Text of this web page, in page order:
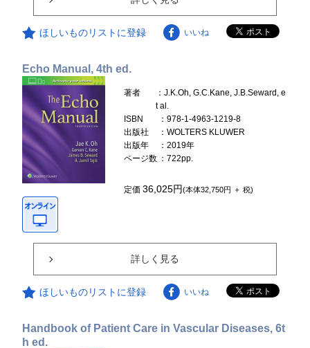
ほしいものリストに登録 いいね
Echo Manual, 4th ed.
著者
：J.K.Oh, G.C.Kane, J.B.Seward, e
t al.
ISBN
：978-1-4963-1219-8
出版社
：WOLTERS KLUWER
出版年
：2019年
ページ数 ：722pp.
定価36,025円(本体32,750円 ＋ 税)
詳しく見る
ほしいものリストに登録 いいね
Handbook of Patient Care in Vascular Diseases, 6t
h ed.